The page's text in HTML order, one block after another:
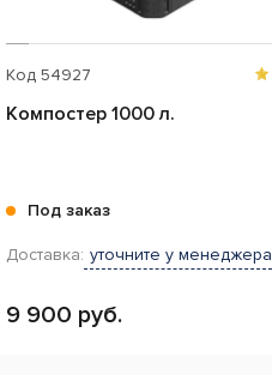
Код 54927
Компостер 1000 л.
Под заказ
Доставка: уточните у менеджера
9 900 руб.